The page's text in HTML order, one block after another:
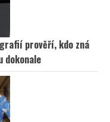
prověří, kdo zná
dokonale